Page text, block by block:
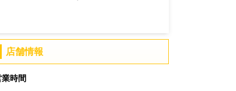
店舗情報
業時間